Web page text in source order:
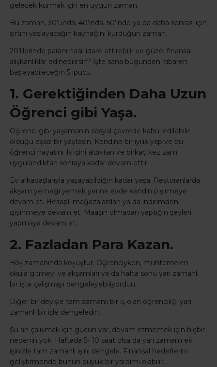
gelecek kurmak için en uygun zaman.
Bu zaman, 30’unda, 40’ında, 50’inde ya da daha sonrası için
sırtını yaslayacağın kaynağını kurduğun zaman.
20’lilerinde paranı nasıl idare ettirebilir ve güzel finansal
alışkanlıklar edinebilirsin? İşte sana bugünden itibaren
başlayabileceğin 5 ipucu.
1. Gerektiğinden Daha Uzun
Öğrenci gibi Yaşa.
Öğrenci gibi yaşamanın sosyal çevrede kabul edilebilir
olduğu eşsiz bir yaştasın. Kendine bir iyilik yap ve bu
öğrenci hayatını ilk işini aldıktan ve birkaç kez zam
uygulandıktan sonraya kadar devam ettir.
Ev arkadaşlarıyla yaşayabildiğin kadar yaşa. Restoranlarda
akşam yemeği yemek yerine evde kendin pişirmeye
devam et. Hesaplı mağazalardan ya da indirimden
giyinmeye devam et. Maaşın olmadan yaptığın şeyleri
yapmaya devam et.
2. Fazladan Para Kazan.
Boş zamanında koşuştur. Öğrenciyken, muhtemelen
okula gitmeyi ve akşamları ya da hafta sonu yarı zamanlı
bir işte çalışmayı dengeleyebiliyordun.
Diğer bir deyişle tam zamanlı bir iş olan öğrenciliği yarı
zamanlı bir işle dengeledin.
Şu an çalışmak için gücün var, devam etmemek için hiçbir
nedenin yok. Haftada 5- 10 saat olsa da yarı zamanlı ek
işinizle tam zamanlı işini dengele. Finansal hedeflerini
geliştirmende bunun büyük bir yardımı olabilir.